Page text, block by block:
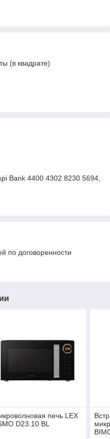
(в квадрате)
Bank 4400 4302 8230 5694,
по договоренности
печь LEX
D23.10 BL